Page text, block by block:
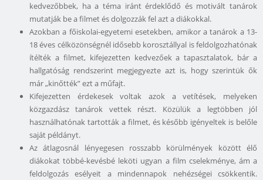
kedvezőbbek, ha a téma iránt érdeklődő és motivált tanárok
mutatják be a filmet és dolgozzák fel azt a diákokkal.
Azokban a főiskolai-egyetemi esetekben, amikor a tanárok a 13-
18 éves célközönségnél idősebb korosztállyal is feldolgozhatónak
ítélték a filmet, kifejezetten kedvezőek a tapasztalatok, bár a
hallgatóság rendszerint megjegyezte azt is, hogy szerintük ők
már „kinőtték” ezt a műfajt.
Kifejezetten érdekesek voltak azok a vetítések, melyeken
közgazdász tanárok vettek részt. Közülük a legtöbben jól
használhatónak tartották a filmet, és később igényeltek is belőle
saját példányt.
Az átlagosnál lényegesen rosszabb körülmények között élő
diákokat többé-kevésbé leköti ugyan a film cselekménye, ám a
feldolgozás esélyeit a mindennapok nehézségei csökkentik.